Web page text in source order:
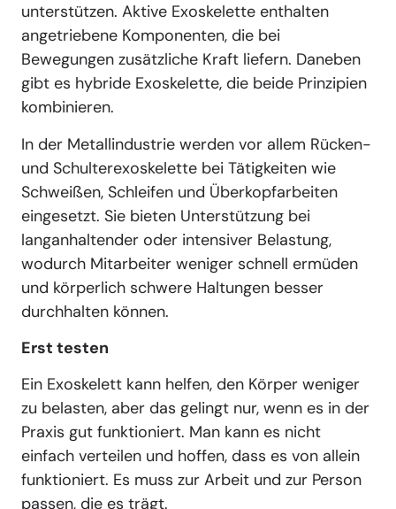
unterstützen. Aktive Exoskelette enthalten
angetriebene Komponenten, die bei
Bewegungen zusätzliche Kraft liefern. Daneben
gibt es hybride Exoskelette, die beide Prinzipien
kombinieren.
In der Metallindustrie werden vor allem Rücken-
und Schulterexoskelette bei Tätigkeiten wie
Schweißen, Schleifen und Überkopfarbeiten
eingesetzt. Sie bieten Unterstützung bei
langanhaltender oder intensiver Belastung,
wodurch Mitarbeiter weniger schnell ermüden
und körperlich schwere Haltungen besser
durchhalten können.
Erst testen
Ein Exoskelett kann helfen, den Körper weniger
zu belasten, aber das gelingt nur, wenn es in der
Praxis gut funktioniert. Man kann es nicht
einfach verteilen und hoffen, dass es von allein
funktioniert. Es muss zur Arbeit und zur Person
passen, die es trägt.